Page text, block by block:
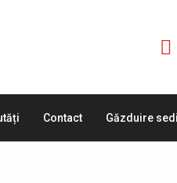
Contact Găzduire